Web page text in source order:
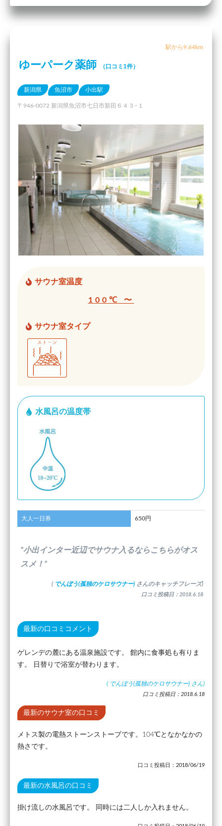
駅から9.64km
ゆーパーク薬師 （口コミ1件）
新潟県 魚沼市 小出駅
〒946-0072 新潟県魚沼市七日市新田６４３−１
サウナ室温度
100℃ 〜
サウナ室タイプ
水風呂の温度帯
大人一日券 650円
”小出インター近辺でサウナ入るならこちらがオス
スメ！”
( でんぼう(孤独のケロサウナー) さんのキャッチフレーズ)
口コミ投稿日：2018.6.18
最新の口コミコメント
ゲレンデの麓にある温泉施設です。 館内に食事処も有りま
す。 日替りで浴室が替わります。
( でんぼう(孤独のケロサウナー) さん)
口コミ投稿日：2018.6.18
最新のサウナ室の口コミ
メトス製の電熱ストーンストーブです。104℃となかなかの
熱さです。
口コミ投稿日：2018/06/19
最新の水風呂の口コミ
掛け流しの水風呂です。 同時には二人しか入れません。